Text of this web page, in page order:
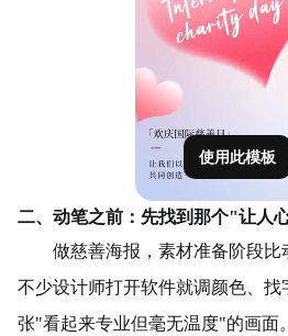
使用此模板
二、动笔之前：先找到那个"让人
做慈善海报，素材准备阶段
不少设计师打开软件就调颜色、找
张"看起来专业但毫无温度"的画面